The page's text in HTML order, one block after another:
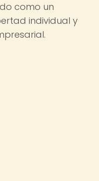
como un
individual y